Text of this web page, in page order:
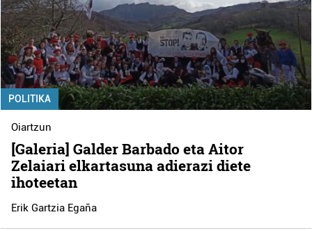
POLITIKA
Oiartzun
[Galeria] Galder Barbado eta Aitor
Zelaiari elkartasuna adierazi diete
ihoteetan
Erik Gartzia Egaña